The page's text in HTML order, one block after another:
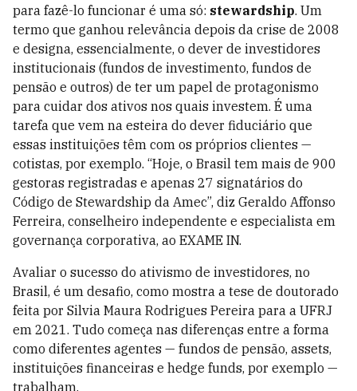
para fazê-lo funcionar é uma só: stewardship. Um
termo que ganhou relevância depois da crise de 2008
e designa, essencialmente, o dever de investidores
institucionais (fundos de investimento, fundos de
pensão e outros) de ter um papel de protagonismo
para cuidar dos ativos nos quais investem. É uma
tarefa que vem na esteira do dever fiduciário que
essas instituições têm com os próprios clientes —
cotistas, por exemplo. “Hoje, o Brasil tem mais de 900
gestoras registradas e apenas 27 signatários do
Código de Stewardship da Amec”, diz Geraldo Affonso
Ferreira, conselheiro independente e especialista em
governança corporativa, ao EXAME IN.
Avaliar o sucesso do ativismo de investidores, no
Brasil, é um desafio, como mostra a tese de doutorado
feita por Silvia Maura Rodrigues Pereira para a UFRJ
em 2021. Tudo começa nas diferenças entre a forma
como diferentes agentes — fundos de pensão, assets,
instituições financeiras e hedge funds, por exemplo —
trabalham.